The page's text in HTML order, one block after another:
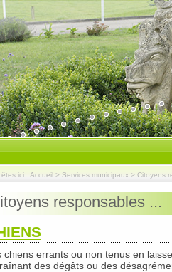
êtes ici : Accueil > Services municipaux > Citoyens
responsables ...
chiens errants ou non tenus en
des dégâts ou des